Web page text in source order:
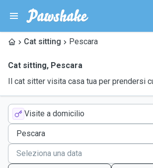
Cat sitting Pescara
Cat sitting, Pescara
Il cat sitter visita casa tua per prendersi
Visite a domicilio